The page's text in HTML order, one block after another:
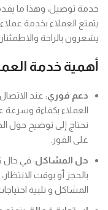
خدمة توصيل، وهذا ما
يتمتع العملاء بخدمة
يشعرون بالراحة
أهمية خدمة
دعم فوري
العملاء بكفاءة وسرعة
تحتاج إلى توضيح حول
على الفور.
حل المشاكل: في حال
بالحجز أو بوقت
المشاكل و تلبية